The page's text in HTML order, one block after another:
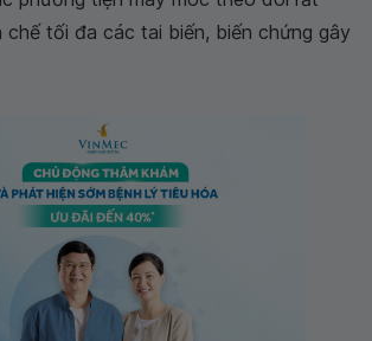
chế tối đa các tai biến, biến chứng gây